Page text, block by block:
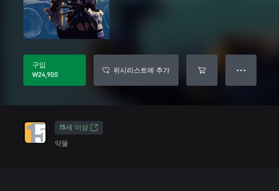
구입
₩24,900
위시리스트에 추가 ● ● ●
15세 이상
약물